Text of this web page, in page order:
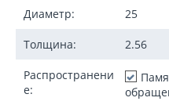
Диаметр: 25
Толщина: 2.56
Распространени
е: